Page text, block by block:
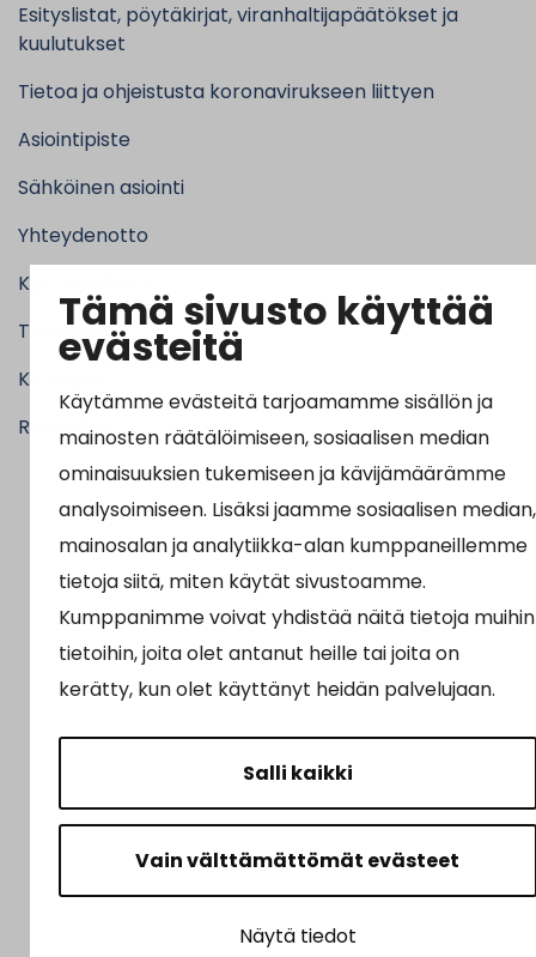
Tämä sivusto käyttää
evästeitä
Käytämme evästeitä tarjoamamme sisällön ja
mainosten räätälöimiseen, sosiaalisen median
ominaisuuksien tukemiseen ja kävijämäärämme
analysoimiseen. Lisäksi jaamme sosiaalisen median,
mainosalan ja analytiikka-alan kumppaneillemme
tietoja siitä, miten käytät sivustoamme.
Kumppanimme voivat yhdistää näitä tietoja muihin
tietoihin, joita olet antanut heille tai joita on
kerätty, kun olet käyttänyt heidän palvelujaan.
Salli kaikki
Vain välttämättömät evästeet
Näytä tiedot
Esityslistat, pöytäkirjat, viranhaltijapäätökset ja
kuulutukset
Tietoa ja ohjeistusta koronavirukseen liittyen
Asiointipiste
Sähköinen asiointi
Yhteydenotto
Karttapalvelu
Tilavaraus
Kuntosali
Ruokalistat